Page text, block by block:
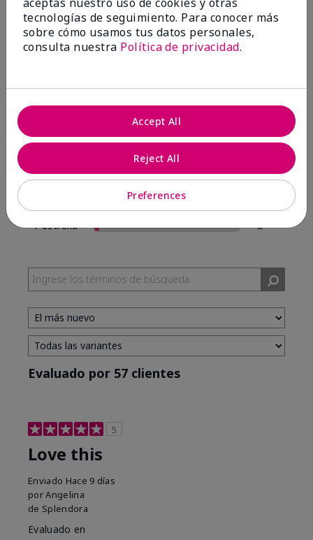
Escribir Una Opinión
3 estrellas
1
1 estrella
2
Evaluado por 57 clientes
5
Love this
Enviado Hace 9 días
porAngelina
de Splendora
Evaluado en
tecnologías de seguimiento. Para conocer más
sobre cómo usamos tus datos personales,
consulta nuestra Política de privacidad.
Preferences
Reject All
Accept All